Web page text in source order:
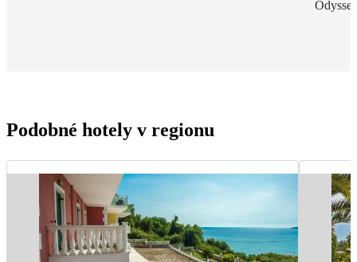
Podobné hotely v regionu